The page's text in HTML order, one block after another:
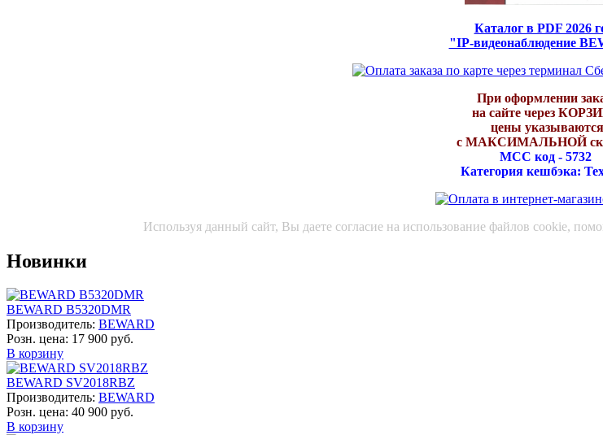
Каталог в PDF 2026
"IP-видеонаблюдение
При оформлении
на сайте через
цены указываются
с МАКСИМАЛЬНОЙ
МСС код - 5732
Категория кешбэка:
Используя данный сайт, Вы даете согласие на использование файлов cookie,
Новинки
BEWARD B5320DMR
Производитель: BEWARD
Розн. цена: 17 900 руб.
В корзину
BEWARD SV2018RBZ
Производитель: BEWARD
Розн. цена: 40 900 руб.
В корзину